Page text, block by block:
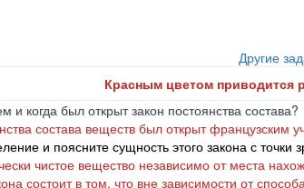
Другие
Красным цветом приводится
и когда был открыт закон постоянства состава?
состава веществ был открыт французским
и поясните сущность этого закона с
чистое вещество независимо от места
состоит в том, что вне зависимости от